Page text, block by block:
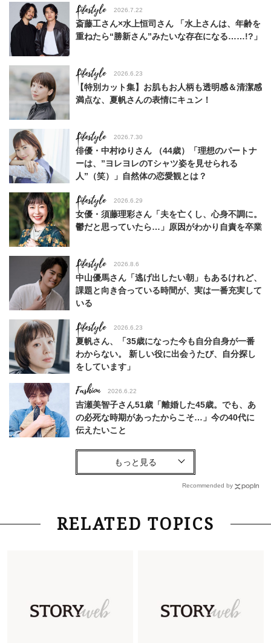
Lifestyle 2026.7.22
斎藤工さん×水上恒司さん 「水上さんは、年齢を
重ねたら“勝新さん”みたいな存在になる……!?」
Lifestyle 2026.6.23
【特別カット集】お肌もお人柄も透明感＆清潔感
満点な、夏帆さんの表情にキュン！
Lifestyle 2026.7.30
俳優・中村ゆりさん （44歳）「理想のパートナ
ーは、”ヨレヨレのTシャツ姿を見せられる
人”（笑）」自然体の恋愛観とは？
Lifestyle 2026.6.29
女優・須藤理彩さん「夫を亡くし、心身不調に。
鬱だと思っていたら…」原因がわかり自責を卒業
Lifestyle 2026.8.6
中山優馬さん「逃げ出したい朝」もあるけれど、
課題と向き合っている時間が、実は一番充実して
いる
Lifestyle 2026.6.23
夏帆さん、「35歳になった今も自分自身が一番
わからない。 新しい役に出会うたび、自分探し
をしています」
Fashion 2026.6.22
吉瀬美智子さん51歳「離婚した45歳。でも、あ
の必死な時期があったからこそ…」今の40代に
伝えたいこと
Fashion
【40代コンサバ派】白Tシャツは「パール×ゴー
Lifestyle 2026.7.29
「お若いですね」は褒め言葉？“若い＝美しい”と
上野千鶴子先生が問い直す“理想の老後”の呪縛
【ジェンダー連載23】
Recommended by
RELATED TOPICS